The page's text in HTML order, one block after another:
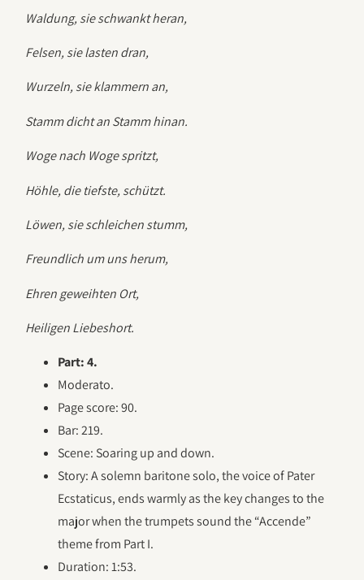
Waldung, sie schwankt heran,
Felsen, sie lasten dran,
Wurzeln, sie klammern an,
Stamm dicht an Stamm hinan.
Woge nach Woge spritzt,
Höhle, die tiefste, schützt.
Löwen, sie schleichen stumm,
Freundlich um uns herum,
Ehren geweihten Ort,
Heiligen Liebeshort.
Part: 4.
Moderato.
Page score: 90.
Bar: 219.
Scene: Soaring up and down.
Story: A solemn baritone solo, the voice of Pater
Ecstaticus, ends warmly as the key changes to the
major when the trumpets sound the “Accende”
theme from Part I.
Duration: 1:53.